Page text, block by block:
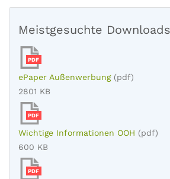
Meistgesuchte Downloads
PDF
ePaper Außenwerbung (pdf)
2801 KB
PDF
Wichtige Informationen OOH (pdf)
600 KB
PDF